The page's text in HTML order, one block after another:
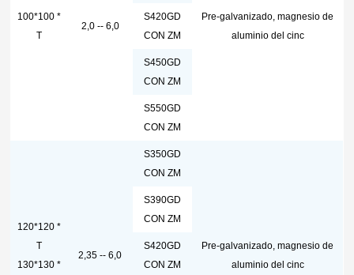
100*100 *
T
2,0 -- 6,0
Pre-galvanizado, magnesio de
aluminio del cinc
S420GD
CON ZM
S450GD
CON ZM
S550GD
CON ZM
120*120 *
T
130*130 *
2,35 -- 6,0
S350GD
CON ZM
Pre-galvanizado, magnesio de
aluminio del cinc
S390GD
CON ZM
S420GD
CON ZM